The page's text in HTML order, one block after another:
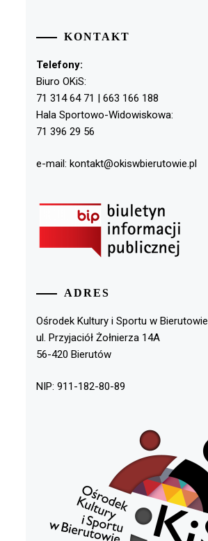
KONTAKT
Telefony:
Biuro OKiS:
71 314 64 71 | 663 166 188
Hala Sportowo-Widowiskowa:
71 396 29 56
e-mail: kontakt@okiswbierutowie.pl
ADRES
Ośrodek Kultury i Sportu w Bierutowie
ul. Przyjaciół Żołnierza 14A
56-420 Bierutów
NIP: 911-182-80-89